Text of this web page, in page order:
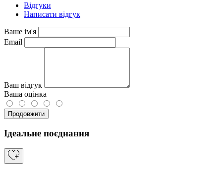
Відгуки
Написати відгук
Ваше ім'я
Email
Ваш відгук
Ваша оцінка
Продовжити
Ідеальне поєднання